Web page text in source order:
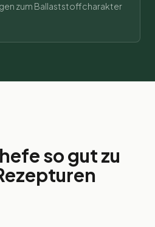
zum Ballaststoffcharakter
so gut zu